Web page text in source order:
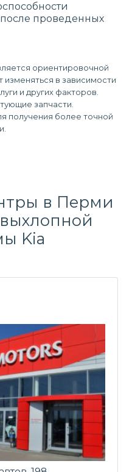
проведенных
ориентировочной
в зависимости
и других факторов.
запчасти.
получения более точной
в Перми
Kia